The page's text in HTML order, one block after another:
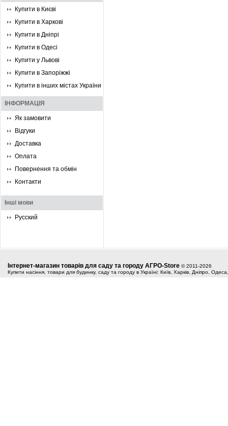
Купити в Києві
Купити в Харкові
Купити в Дніпрі
Купити в Одесі
Купити у Львові
Купити в Запоріжжі
Купити в інших містах України
ІНФОРМАЦІЯ
Як замовити
Відгуки
Доставка
Оплата
Повернення та обмін
Контакти
Інші мови
Русский
Інтернет-магазин товарів для саду та городу АГРО-Store © 2011-2026
Купити насіння, товари для будинку, саду та городу в Україні: Київ, Харків, Дніпро,